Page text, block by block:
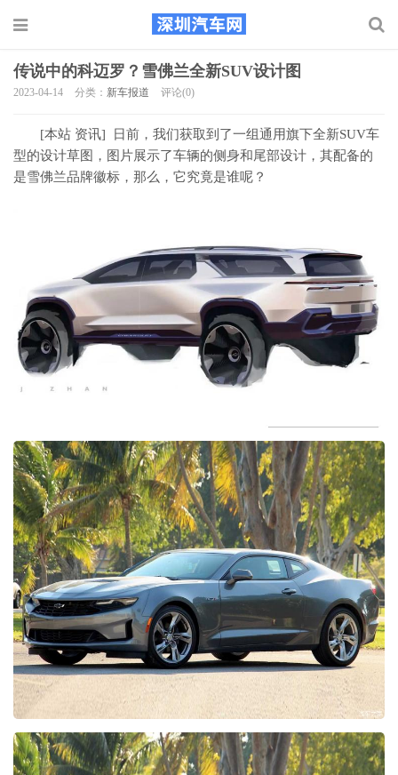
传说中的科迈罗？雪佛兰全新SUV设计图
2023-04-14 分类： 新车报道 评论(0)
[本站 资讯] 日前，我们获取到了一组通用旗下全新SUV车
型的设计草图，图片展示了车辆的侧身和尾部设计，其配备的
是雪佛兰品牌徽标，那么，它究竟是谁呢？